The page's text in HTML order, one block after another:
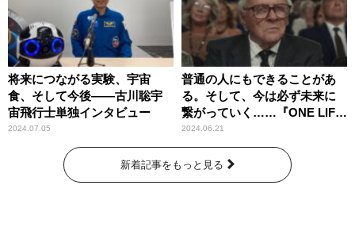
将来につながる実験、宇宙
食、そして今後――古川聡宇
宙飛行士単独インタビュー
2024.07.05
普通の人にもできることがあ
る。そして、今は必ず未来に
繋がっていく……『ONE LIFE
奇跡が繋いだ6000の命』
2024.06.21
新着記事をもっと見る